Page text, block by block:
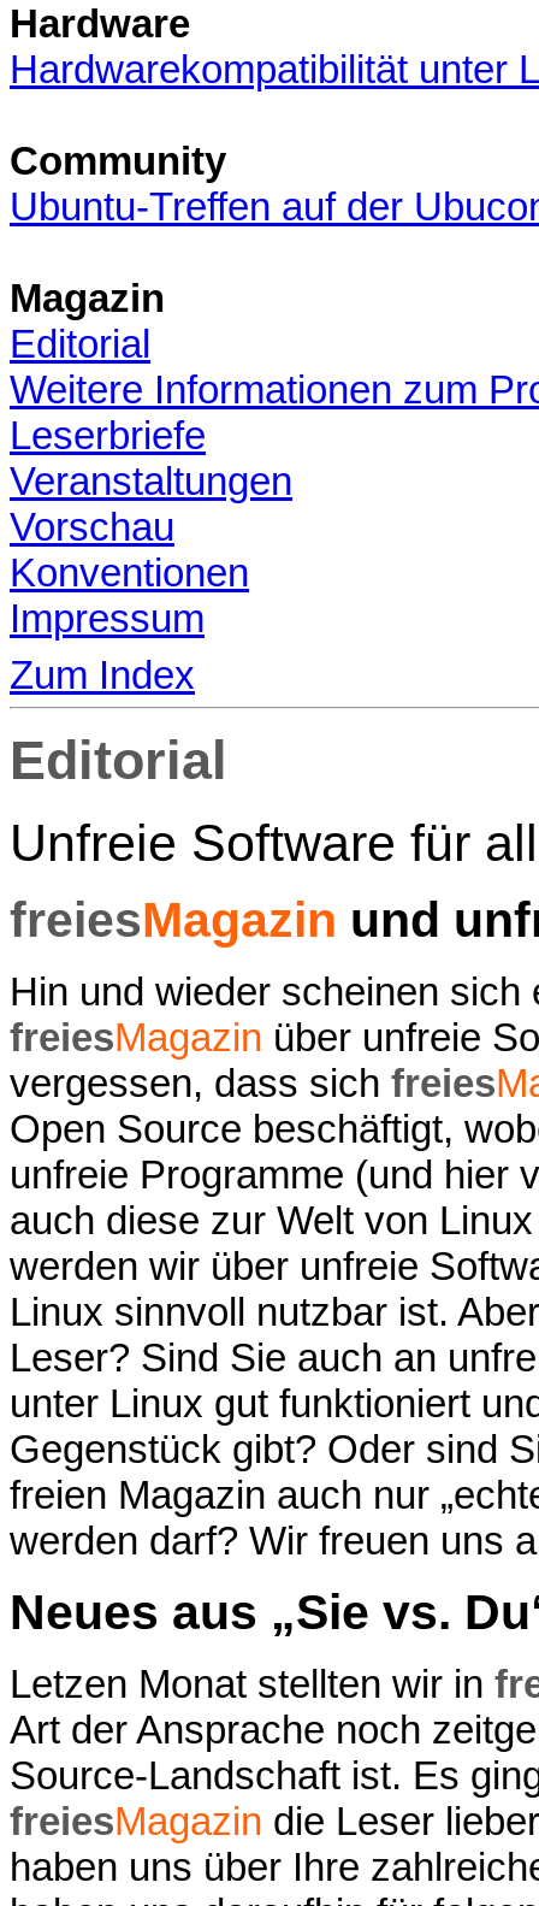
Hardware
Hardwarekompatibilität unter
Community
Ubuntu-Treffen auf der
Magazin
Editorial
Weitere Informationen zum
Leserbriefe
Veranstaltungen
Vorschau
Konventionen
Impressum
Zum Index
Editorial
Unfreie Software für
freiesMagazin und
Hin und wieder scheinen
freiesMagazin über unfreie
vergessen, dass sich freies
Open Source beschäftigt,
unfreie Programme (und hier
auch diese zur Welt von
werden wir über unfreie
Linux sinnvoll nutzbar ist.
Leser? Sind Sie auch an
unter Linux gut funktioniert
Gegenstück gibt? Oder sind
freien Magazin auch nur
werden darf? Wir freuen uns
Neues aus „Sie vs.
Letzen Monat stellten wir in
Art der Ansprache noch
Source-Landschaft ist. Es
freiesMagazin die Leser
haben uns über Ihre